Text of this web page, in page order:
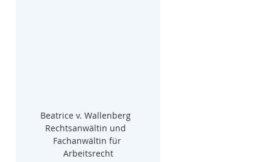
Beatrice v. Wallenberg
Rechtsanwältin und
Fachanwältin für
Arbeitsrecht